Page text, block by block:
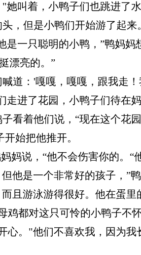
"她叫着，小鸭子们也跳进了
，但是小鸭们开始游了起
是一只聪明的小鸭，”鸭妈妈
漂亮的。”
道： '嘎嘎，嘎嘎，跟我走
走进了花园，小鸭子们待在
看着他们说， “现在这个花
始把他推开。
妈说，“他不会伤害你的。
但他是一个非常好的孩子，”
而且游泳游得很好。他在蛋
鸡都对这只可怜的小鸭子不
心。 "他们不喜欢我，因为我